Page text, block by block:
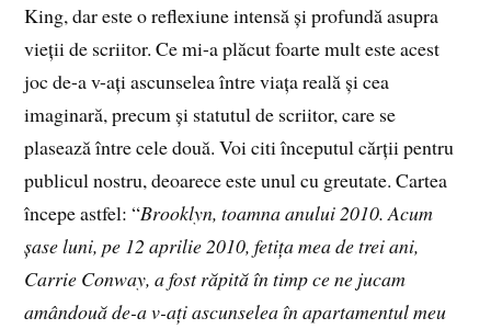
King, dar este o reflexiune intensă și profundă asupra
vieții de scriitor. Ce mi-a plăcut foarte mult este acest
joc de-a v-ați ascunselea între viața reală și cea
imaginară, precum și statutul de scriitor, care se
plasează între cele două. Voi citi începutul cărții pentru
publicul nostru, deoarece este unul cu greutate. Cartea
începe astfel: “Brooklyn, toamna anului 2010. Acum
șase luni, pe 12 aprilie 2010, fetița mea de trei ani,
Carrie Conway, a fost răpită în timp ce ne jucam
amândouă de-a v-ați ascunselea în apartamentul meu